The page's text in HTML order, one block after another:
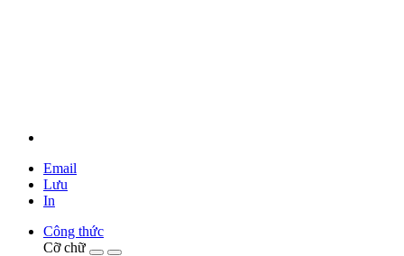
Email
Lưu
In
Công thức
Cỡ chữ